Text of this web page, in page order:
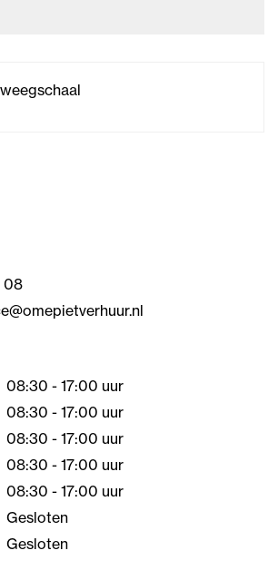
08
08:30 - 17:00 uur
08:30 - 17:00 uur
08:30 - 17:00 uur
08:30 - 17:00 uur
08:30 - 17:00 uur
Gesloten
Gesloten